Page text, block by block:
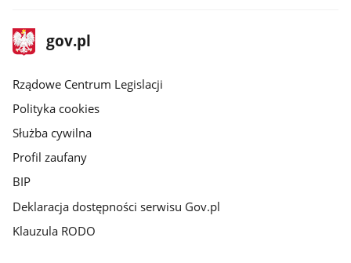
stopka
gov.plStrona
gov.pl
Rządowe Centrum Legislacji
Polityka cookies
Służba cywilna
Profil zaufany
BIP
Deklaracja dostępności serwisu Gov.pl
Klauzula RODO